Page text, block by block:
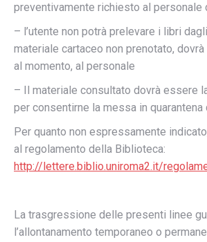
preventivamente richiesto al personale
– l’utente non potrà prelevare i libri
materiale cartaceo non prenotato,
al momento, al personale
– Il materiale consultato dovrà essere
per consentirne la messa in quarantena
Per quanto non espressamente
al regolamento della Biblioteca:
http://lettere.biblio.uniroma2.it/
La trasgressione delle presenti linee
l’allontanamento temporaneo o